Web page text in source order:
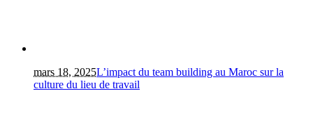
mars 18, 2025L’impact du team building au Maroc sur la
culture du lieu de travail